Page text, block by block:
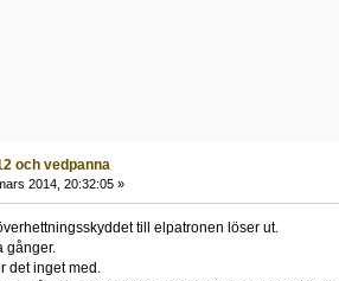
och vedpanna
2014, 20:32:05 »
till elpatronen löser ut.
gånger.
det inget med.